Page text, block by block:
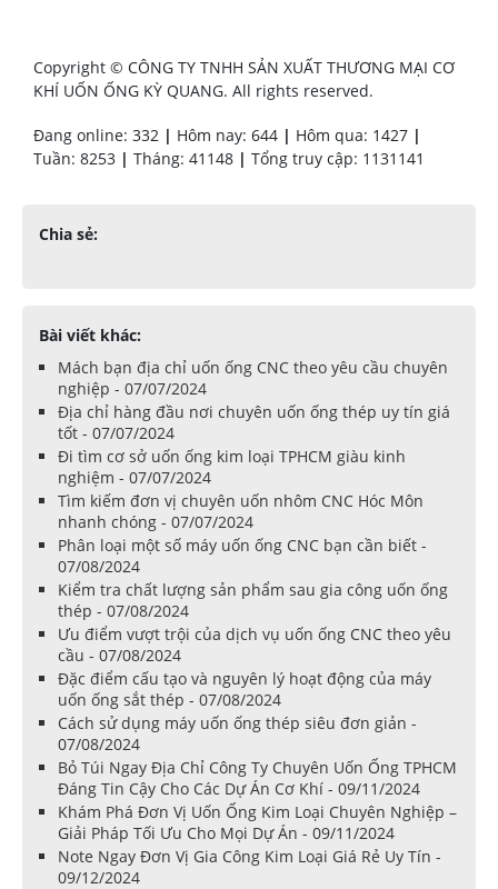
Copyright © CÔNG TY TNHH SẢN XUẤT THƯƠNG MẠI CƠ
KHÍ UỐN ỐNG KỲ QUANG. All rights reserved.
Đang online: 332 | Hôm nay: 644 | Hôm qua: 1427 |
Tuần: 8253 | Tháng: 41148 | Tổng truy cập: 1131141
Chia sẻ:
Bài viết khác:
Mách bạn địa chỉ uốn ống CNC theo yêu cầu chuyên
nghiệp - 07/07/2024
Địa chỉ hàng đầu nơi chuyên uốn ống thép uy tín giá
tốt - 07/07/2024
Đi tìm cơ sở uốn ống kim loại TPHCM giàu kinh
nghiệm - 07/07/2024
Tìm kiếm đơn vị chuyên uốn nhôm CNC Hóc Môn
nhanh chóng - 07/07/2024
Phân loại một số máy uốn ống CNC bạn cần biết -
07/08/2024
Kiểm tra chất lượng sản phẩm sau gia công uốn ống
thép - 07/08/2024
Ưu điểm vượt trội của dịch vụ uốn ống CNC theo yêu
cầu - 07/08/2024
Đặc điểm cấu tạo và nguyên lý hoạt động của máy
uốn ống sắt thép - 07/08/2024
Cách sử dụng máy uốn ống thép siêu đơn giản -
07/08/2024
Bỏ Túi Ngay Địa Chỉ Công Ty Chuyên Uốn Ống TPHCM
Đáng Tin Cậy Cho Các Dự Án Cơ Khí - 09/11/2024
Khám Phá Đơn Vị Uốn Ống Kim Loại Chuyên Nghiệp –
Giải Pháp Tối Ưu Cho Mọi Dự Án - 09/11/2024
Note Ngay Đơn Vị Gia Công Kim Loại Giá Rẻ Uy Tín -
09/12/2024